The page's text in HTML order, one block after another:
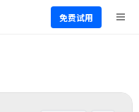
免费试用